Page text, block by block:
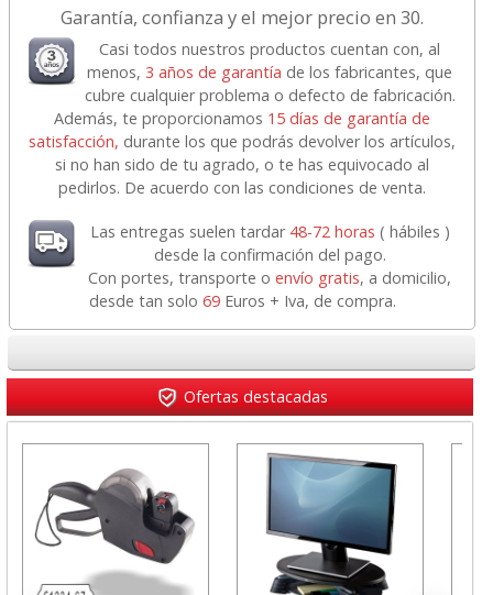
Garantía, confianza y el mejor precio en 30.
Casi todos nuestros productos cuentan con, al
menos,3 años de garantía de los fabricantes, que
cubre cualquier problema o defecto de fabricación.
Además, te proporcionamos 15 días de garantía de
satisfacción, durante los que podrás devolver los artículos,
si no han sido de tu agrado, o te has equivocado al
pedirlos. De acuerdo con las condiciones de venta.
Las entregas suelen tardar 48-72 horas ( hábiles )
desde la confirmación del pago.
Con portes, transporte oenvío gratis, a domicilio,
desde tan solo 69Euros + Iva, de compra.
Ofertas destacadas